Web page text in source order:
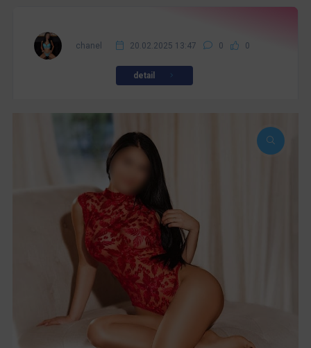
chanel 20.02.2025 13:47 0 0
detail